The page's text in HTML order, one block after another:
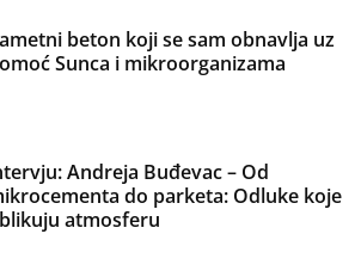
beton koji se sam obnavlja uz
Sunca i mikroorganizama
Andreja Buđevac – Od
do parketa: Odluke koje
atmosferu